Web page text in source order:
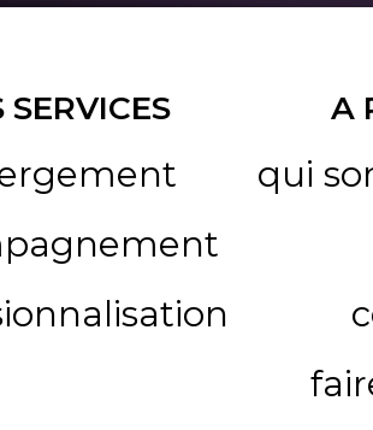
SERVICES A
qui